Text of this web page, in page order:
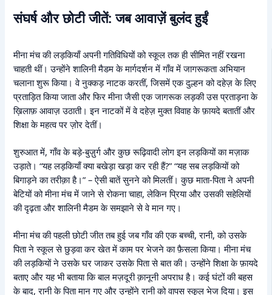
संघर्ष और छोटी जीतें: जब आवाज़ें बुलंद हुईं
मीना मंच की लड़कियाँ अपनी गतिविधियों को स्कूल तक ही सीमित नहीं रखना
चाहती थीं। उन्होंने शालिनी मैडम के मार्गदर्शन में गाँव में जागरूकता अभियान
चलाना शुरू किया। वे नुक्कड़ नाटक करतीं, जिसमें एक दुल्हन को दहेज़ के लिए
प्रताड़ित किया जाता और फिर मीना जैसी एक जागरूक लड़की उस प्रताड़ना के
ख़िलाफ़ आवाज़ उठाती। इन नाटकों में वे दहेज़ मुक्त विवाह के फ़ायदे बतातीं और
शिक्षा के महत्व पर ज़ोर देतीं।
शुरुआत में, गाँव के बड़े-बुज़ुर्ग और कुछ रूढ़िवादी लोग इन लड़कियों का मज़ाक
उड़ाते। “यह लड़कियाँ क्या बखेड़ा खड़ा कर रही हैं?” “यह सब लड़कियों को
बिगाड़ने का तरीक़ा है।” – ऐसी बातें सुनने को मिलतीं। कुछ माता-पिता ने अपनी
बेटियों को मीना मंच में जाने से रोकना चाहा, लेकिन प्रिया और उसकी सहेलियों
की दृढ़ता और शालिनी मैडम के समझाने से वे मान गए।
मीना मंच की पहली छोटी जीत तब हुई जब गाँव की एक बच्ची, रानी, को उसके
पिता ने स्कूल से छुड़वा कर खेत में काम पर भेजने का फ़ैसला किया। मीना मंच
की लड़कियों ने उसके घर जाकर उसके पिता से बात की। उन्होंने शिक्षा के फ़ायदे
बताए और यह भी बताया कि बाल मज़दूरी क़ानूनी अपराध है। कई घंटों की बहस
के बाद, रानी के पिता मान गए और उन्होंने रानी को वापस स्कूल भेज दिया। इस